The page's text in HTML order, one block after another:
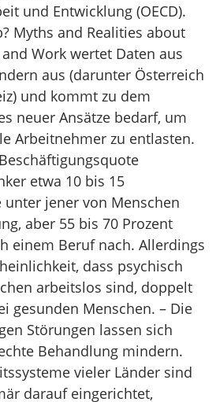
und Entwicklung (OECD).
Myths and Realities about
Work wertet Daten aus
aus (darunter Österreich
und kommt zu dem
neuer Ansätze bedarf, um
Arbeitnehmer zu entlasten.
etwa 10 bis 15
unter jener von Menschen
aber 55 bis 70 Prozent
einem Beruf nach. Allerdings
dass psychisch
arbeitslos sind, doppelt
gesunden Menschen. – Die
Störungen lassen sich
Behandlung mindern.
vieler Länder sind
darauf eingerichtet,